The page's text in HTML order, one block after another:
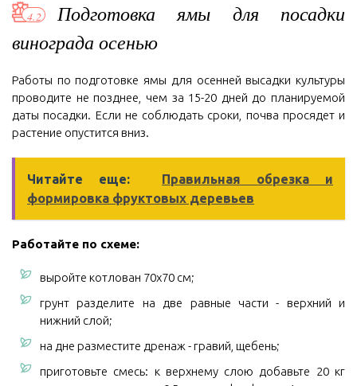
Подготовка ямы для посадки
винограда осенью
Работы по подготовке ямы для осенней высадки культуры
проводите не позднее, чем за 15-20 дней до планируемой
даты посадки. Если не соблюдать сроки, почва просядет и
растение опустится вниз.
Читайте еще:
Правильная обрезка и
формировка фруктовых деревьев
Работайте по схеме:
выройте котлован 70х70 см;
грунт разделите на две равные части - верхний и
нижний слой;
на дне разместите дренаж - гравий, щебень;
приготовьте смесь: к верхнему слою добавьте 20 кг